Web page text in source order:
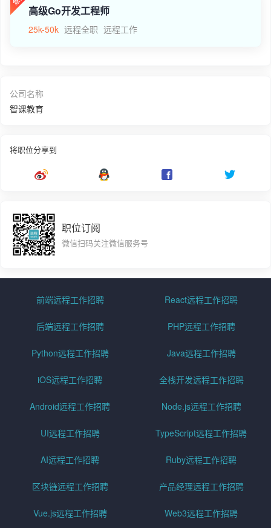
高级Go开发工程师
25k-50k 远程全职 远程工作
公司名称
智课教育
将职位分享到
职位订阅
微信扫码关注微信服务号
前端远程工作招聘 React远程工作招聘
后端远程工作招聘 PHP远程工作招聘
Python远程工作招聘 Java远程工作招聘
iOS远程工作招聘 全栈开发远程工作招聘
Android远程工作招聘 Node.js远程工作招聘
UI远程工作招聘 TypeScript远程工作招聘
AI远程工作招聘 Ruby远程工作招聘
区块链远程工作招聘 产品经理远程工作招聘
Vue.js远程工作招聘 Web3远程工作招聘